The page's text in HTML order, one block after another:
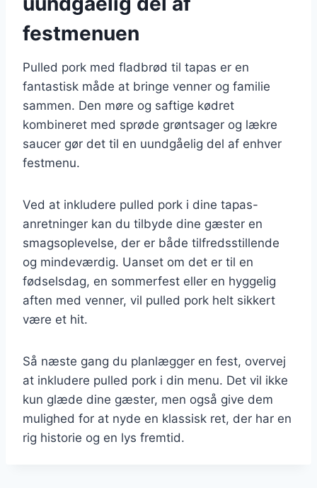
festmenuen
Pulled pork med fladbrød til tapas er en
fantastisk måde at bringe venner og familie
sammen. Den møre og saftige kødret
kombineret med sprøde grøntsager og lækre
saucer gør det til en uundgåelig del af enhver
festmenu.
Ved at inkludere pulled pork i dine tapas-
anretninger kan du tilbyde dine gæster en
smagsoplevelse, der er både tilfredsstillende
og mindeværdig. Uanset om det er til en
fødselsdag, en sommerfest eller en hyggelig
aften med venner, vil pulled pork helt sikkert
være et hit.
Så næste gang du planlægger en fest, overvej
at inkludere pulled pork i din menu. Det vil ikke
kun glæde dine gæster, men også give dem
mulighed for at nyde en klassisk ret, der har en
rig historie og en lys fremtid.